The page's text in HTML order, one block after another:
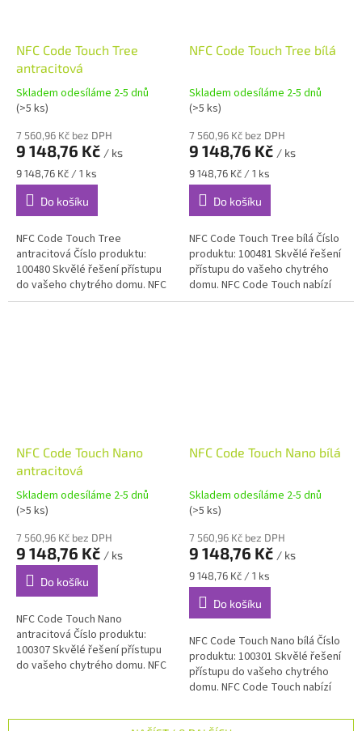
NFC Code Touch Tree
antracitová
Skladem odesíláme 2-5 dnů
(>5 ks)
7 560,96 Kč bez DPH
9 148,76 Kč / ks
Měrná
cena:
9 148,76 Kč / 1 ks
Do košíku
NFC Code Touch Tree
antracitová Číslo produktu:
100480 Skvělé řešení přístupu
do vašeho chytrého domu. NFC
Code Touch nabízí dokonalé
NFC Code Touch Tree bílá
Skladem odesíláme 2-5 dnů
(>5 ks)
7 560,96 Kč bez DPH
9 148,76 Kč / ks
Měrná
cena:
9 148,76 Kč / 1 ks
Do košíku
NFC Code Touch Tree bílá Číslo
produktu: 100481 Skvělé řešení
přístupu do vašeho chytrého
domu. NFC Code Touch nabízí
dokonalé řešení přístupu pro
NFC Code Touch Nano
antracitová
Skladem odesíláme 2-5 dnů
(>5 ks)
7 560,96 Kč bez DPH
9 148,76 Kč / ks
Do košíku
NFC Code Touch Nano
antracitová Číslo produktu:
100307 Skvělé řešení přístupu
do vašeho chytrého domu. NFC
NFC Code Touch Nano bílá
Skladem odesíláme 2-5 dnů
(>5 ks)
7 560,96 Kč bez DPH
9 148,76 Kč / ks
Měrná
cena:
9 148,76 Kč / 1 ks
Do košíku
NFC Code Touch Nano bílá Číslo
produktu: 100301 Skvělé řešení
přístupu do vašeho chytrého
domu. NFC Code Touch nabízí
dveře, brány a zabezpečení....